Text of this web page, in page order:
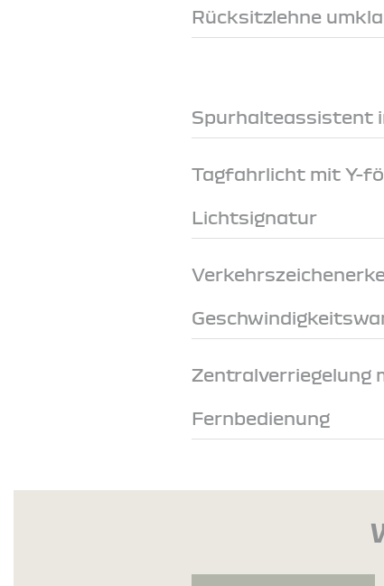
Rücksitzlehne
Spurhalteassistent
Tagfahrlicht mit Y-
Lichtsignatur
Zentralverriegelung
Fernbedienung